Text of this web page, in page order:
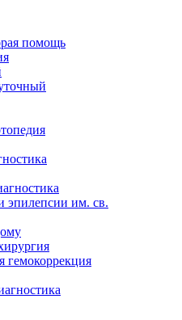
помощь
эпилепсии им. св.
гемокоррекция